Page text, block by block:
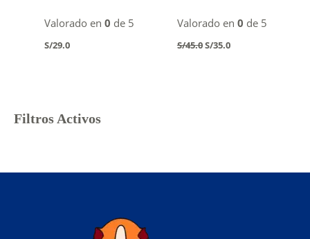
Filtros Activos
Valorado en 0 de 5
S/29.0
Valorado en 0 de 5
S/45.0Original
S/35.0Current